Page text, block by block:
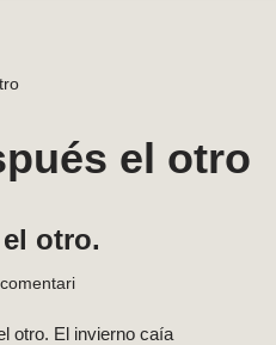
el otro
otro.
otro. El invierno caía